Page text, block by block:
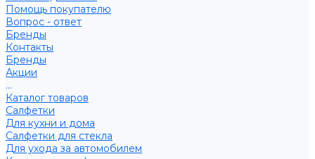
Помощь покупателю
Вопрос - ответ
Бренды
Контакты
Бренды
Акции
...
Каталог товаров
Салфетки
Для кухни и дома
Салфетки для стекла
Для ухода за автомобилем